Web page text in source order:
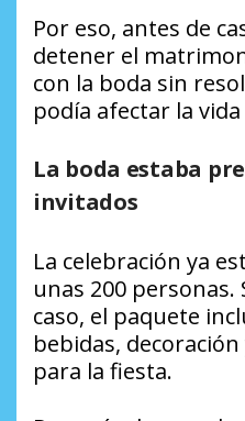
Por eso, antes de
detener el
con la boda sin
podía afectar la
La boda estaba
invitados
La celebración ya
unas 200
caso, el paquete
bebidas,
para la fiesta.